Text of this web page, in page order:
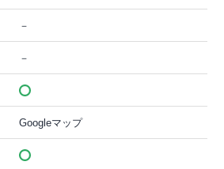
－
－
Googleマップ